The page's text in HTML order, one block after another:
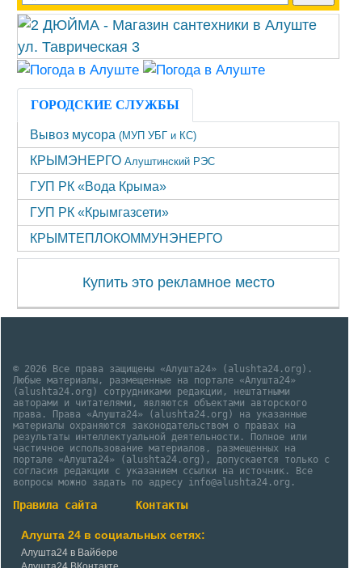
ГОРОДСКИЕ СЛУЖБЫ
Вывоз мусора (МУП УБГ и КС)
КРЫМЭНЕРГО Алуштинский РЭС
ГУП РК «Вода Крыма»
ГУП РК «Крымгазсети»
КРЫМТЕПЛОКОММУНЭНЕРГО
Купить это рекламное место
© 2026 Все права защищены «Алушта24» (alushta24.org).
Любые материалы, размещенные на портале «Алушта24»
(alushta24.org) сотрудниками редакции, нештатными
авторами и читателями, являются объектами авторского
права. Права «Алушта24» (alushta24.org) на указанные
материалы охраняются законодательством о правах на
результаты интеллектуальной деятельности. Полное или
частичное использование материалов, размещенных на
портале «Алушта24» (alushta24.org), допускается только с
согласия редакции с указанием ссылки на источник. Все
вопросы можно задать по адресу info@alushta24.org.
Правила сайта Контакты
Алушта 24 в социальных сетях:
Алушта24 в Вайбере